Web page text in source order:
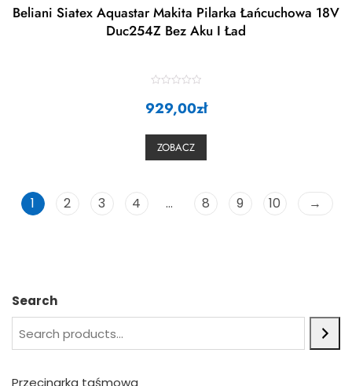
Beliani Siatex Aquastar Makita Pilarka Łańcuchowa 18V
Duc254Z Bez Aku I Ład
a
t
u
929,00zł
ZOBACZ
1 2 3 4 … 8 9 10 →
Search
Przecinarka taśmowa